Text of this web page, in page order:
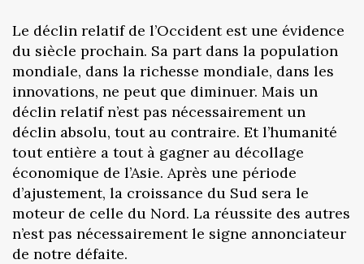
Le déclin relatif de l’Occident est une évidence
du siècle prochain. Sa part dans la population
mondiale, dans la richesse mondiale, dans les
innovations, ne peut que diminuer. Mais un
déclin relatif n’est pas nécessairement un
déclin absolu, tout au contraire. Et l’humanité
tout entière a tout à gagner au décollage
économique de l’Asie. Après une période
d’ajustement, la croissance du Sud sera le
moteur de celle du Nord. La réussite des autres
n’est pas nécessairement le signe annonciateur
de notre défaite.